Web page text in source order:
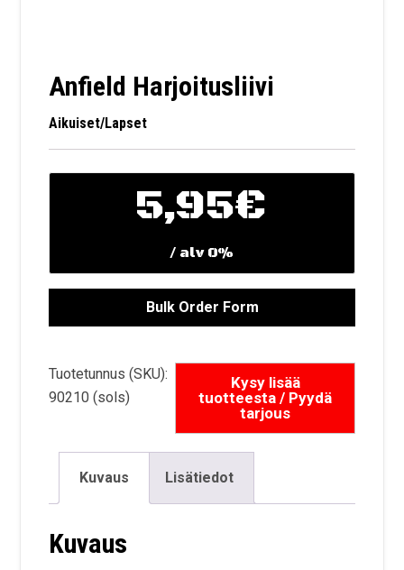
Anfield Harjoitusliivi
Aikuiset/Lapset
5,95€
/ alv 0%
Tuotetunnus (SKU):
90210 (sols)
Kuvaus Lisätiedot
Kuvaus